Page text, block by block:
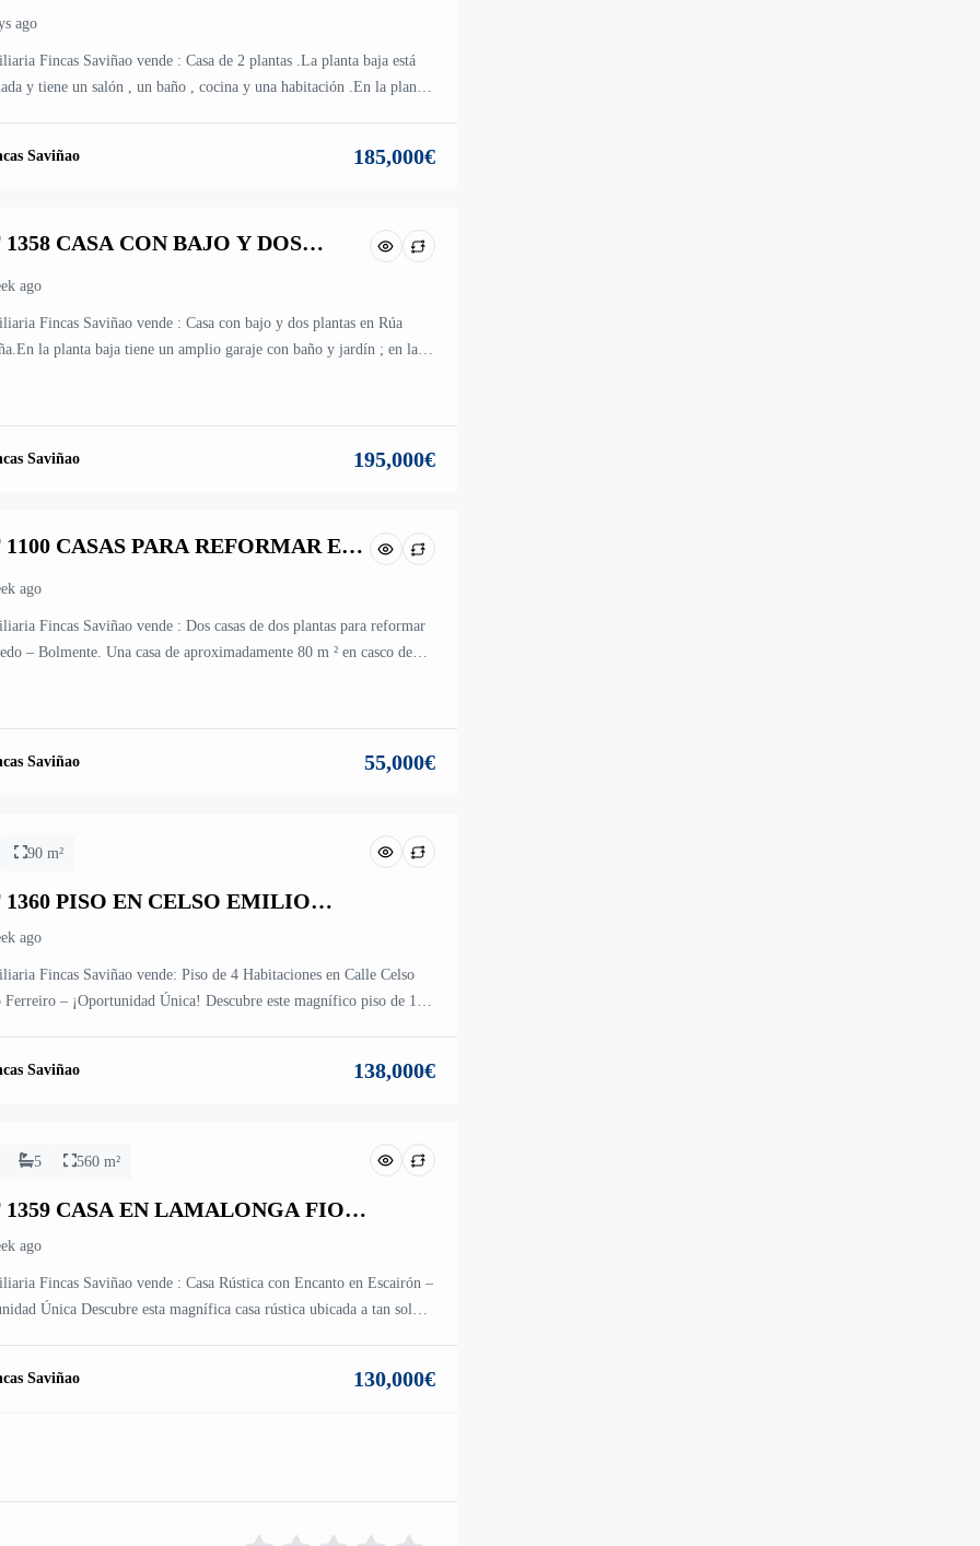
DE LEMOS
ago
Fincas Saviñao vende : Casa de 2 plantas .La planta baja está
y tiene un salón , un baño , cocina y una habitación .En la planta
Saviñao
185,000€
1358 CASA CON BAJO Y DOS
DE LEMOS
ago
Fincas Saviñao vende : Casa con bajo y dos plantas en Rúa
la planta baja tiene un amplio garaje con baño y jardín ; en la
al primero.
Saviñao
195,000€
1100 CASAS PARA REFORMAR EN
ago
Fincas Saviñao vende : Dos casas de dos plantas para reformar
– Bolmente. Una casa de aproximadamente 80 m ² en casco de
tejado nuevo […]
Saviñao
55,000€
90 m²
1360 PISO EN CELSO EMILIO
MONFORTE DE LEMOS
ago
Fincas Saviñao vende: Piso de 4 Habitaciones en Calle Celso
– ¡Oportunidad Única! Descubre este magnífico piso de 135
ideal para familias que buscan comodidad […]
Saviñao 138,000€
5 560 m²
1359 CASA EN LAMALONGA FION
ago
Fincas Saviñao vende : Casa Rústica con Encanto en Escairón –
Única Descubre esta magnífica casa rústica ubicada a tan solo 4
combina la autenticidad del pasado con […]
Saviñao 130,000€